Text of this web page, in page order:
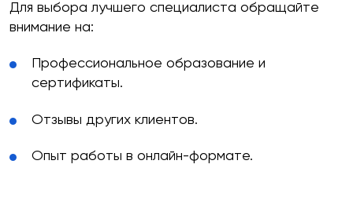
Для выбора лучшего специалиста обращайте
внимание на:
Профессиональное образование и
сертификаты.
Отзывы других клиентов.
Опыт работы в онлайн-формате.